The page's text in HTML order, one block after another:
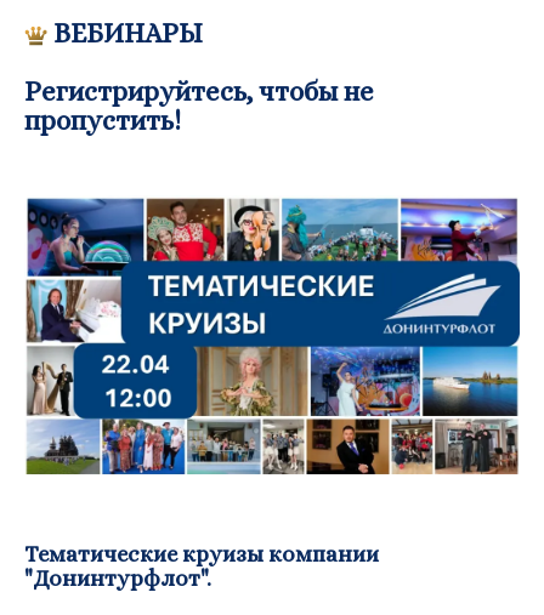
ВЕБИНАРЫ
Регистрируйтесь, чтобы не
пропустить!
Тематическиекруизы компании
"Донинтурфлот".